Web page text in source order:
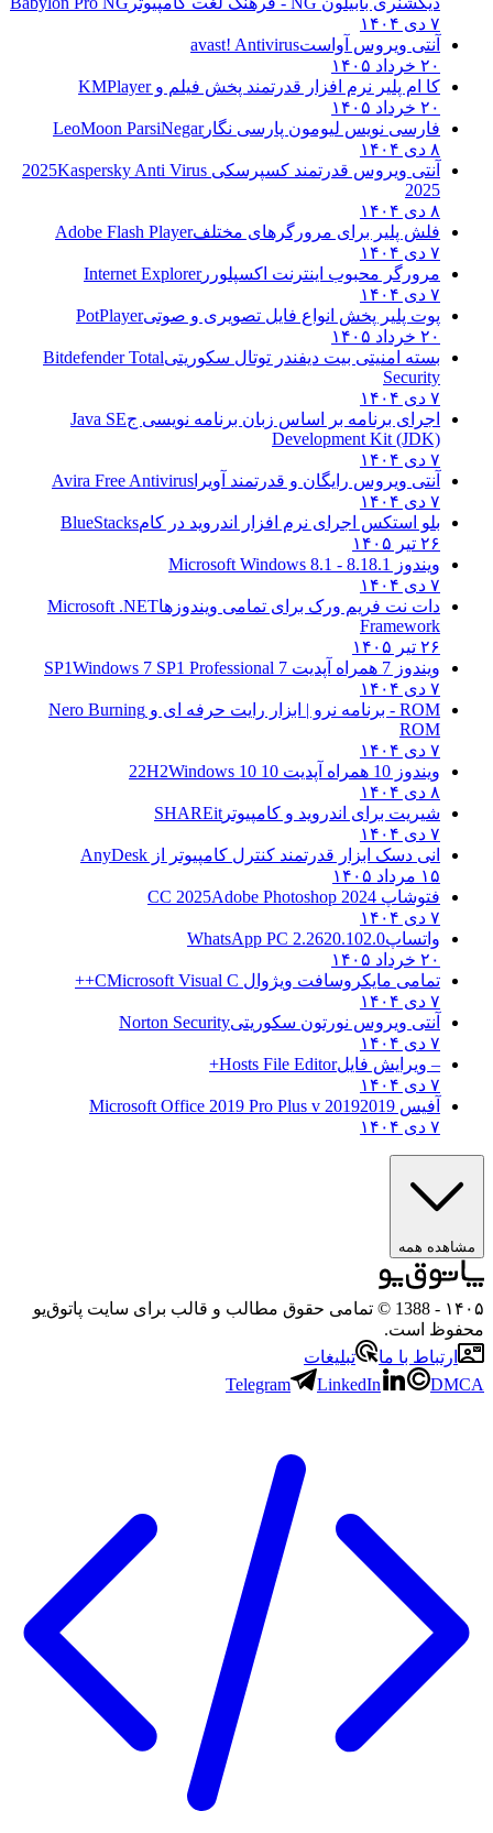
۷ دی ۱۴۰۴
آنتی ویروس آواستavast! Antivirus
۲۰ خرداد ۱۴۰۵
کا ام پلیر نرم افزار قدرتمند پخش فیلم وKMPlayer
۲۰ خرداد ۱۴۰۵
فارسی نویس لیومون پارسی نگارLeoMoon ParsiNegar
۸ دی ۱۴۰۴
آنتی ویروس قدرتمند کسپرسکی 2025 Kaspersky Anti Virus
2025
۸ دی ۱۴۰۴
فلش پلیر برای مرورگرهای مختلفAdobe Flash Player
۷ دی ۱۴۰۴
مرورگر محبوب اینترنت اکسپلوررInternet Explorer
۷ دی ۱۴۰۴
پوت پلیر پخش انواع فایل تصویری و صوتیPotPlayer
۲۰ خرداد ۱۴۰۵
بسته امنیتی بیت دیفندر توتال سکوریتیBitdefender Total
Security
۷ دی ۱۴۰۴
اجرای برنامه بر اساس زبان برنامه نویسی جJava SE
Development Kit (JDK)
۷ دی ۱۴۰۴
آنتی ویروس رایگان و قدرتمند آویرا Avira Free Antivirus
۷ دی ۱۴۰۴
بلو استکس اجرای نرم افزار اندروید در کامBlueStacks
۲۶ تیر ۱۴۰۵
ویندوز 8.1
8.1 - Microsoft Windows 8.1
۷ دی ۱۴۰۴
دات نت فریم ورک برای تمامی ویندوزهاMicrosoft .NET
Framework
۲۶ تیر ۱۴۰۵
ویندوز 7 همراه آپدیت 7 SP1
Windows 7 SP1 Professional
۷ دی ۱۴۰۴
ROM - برنامه نرو | ابزار رایت حرفه ای و
Nero Burning
ROM
۷ دی ۱۴۰۴
ویندوز 10 همراه آپدیت 10 22H2
Windows 10
۸ دی ۱۴۰۴
شیریت برای اندروید و کامپیوتر SHAREit
۷ دی ۱۴۰۴
انی دسک ابزار قدرتمند کنترل کامپیوتر از AnyDesk
۱۵ مرداد ۱۴۰۵
فتوشاپ CC 2025 Adobe Photoshop 2024
۷ دی ۱۴۰۴
واتساپWhatsApp PC 2.2620.102.0
۲۰ خرداد ۱۴۰۵
تمامی مایکروسافت ویژوال C Microsoft Visual C++
۷ دی ۱۴۰۴
آنتی ویروس نورتون سکوریتیNorton Security
۷ دی ۱۴۰۴
– ویرایش فایلHosts File Editor+
۷ دی ۱۴۰۴
آفیس 2019 2019 Microsoft Office 2019 Pro Plus v
۷ دی ۱۴۰۴
مشاهده همه
۱۴۰۵
- 1388 © تمامی حقوق مطالب و قالب برای سایت پاتوق‌یو
محفوظ است.
ارتباط با ما
تبلیغات
Telegram
LinkedIn DMCA